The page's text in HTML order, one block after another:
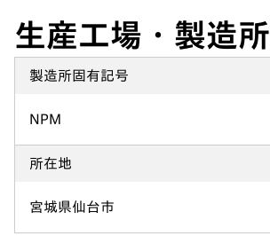
生産工場・製造所
製造所固有記号
NPM
所在地
宮城県仙台市